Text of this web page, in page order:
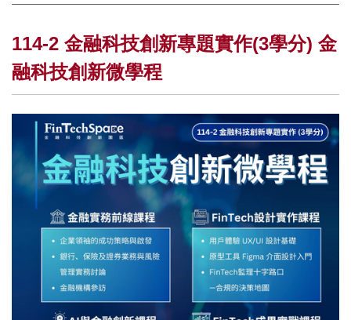
114-2 金融科技創新專題實作(3學分) 金
融科技創新微學程